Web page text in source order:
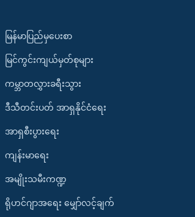
မြန်မာပြည်မှပေးစာ
မြင်ကွင်းကျယ်မှတ်စုများ
ကမ္ဘာတလွှားခရီးသွား
ဒီသီတင်းပတ် အာရှနိုင်ငံရေး
အာရှစီးပွားရေး
ကျန်းမာရေး
အမျိုးသမီးကဏ္ဍ
ရိုဟင်ဂျာအရေး မျှော်လင့်ချက်